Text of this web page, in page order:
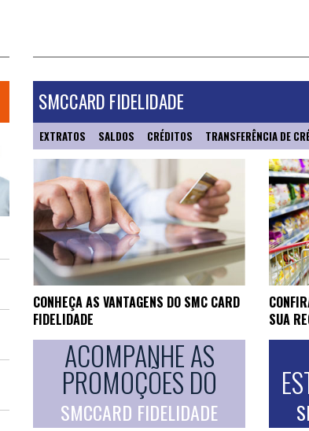
SMCCARD FIDELIDADE
EXTRATOS SALDOS CRÉDITOS TRANSFERÊNCIA DE
CONHEÇA AS VANTAGENS DO SMC CARD
FIDELIDADE
ACOMPANHE AS
PROMOÇÕES DO
SMCCARD FIDELIDADE
SUA